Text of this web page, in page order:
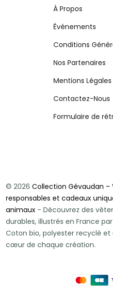
À Propos
Événements
Conditions
Nos Partenaires
Mentions Légales
Contactez-Nous
Formulaire de
© 2026 Collection Gévaudan
responsables et cadeaux
animaux - Découvrez des
durables, illustrés en France
Coton bio, polyester recyclé
cœur de chaque création.